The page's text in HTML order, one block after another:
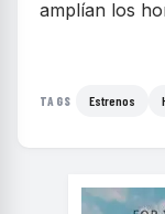
amplían los
TAGS Estrenos